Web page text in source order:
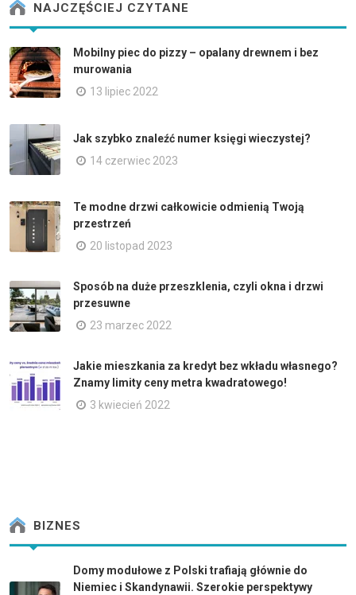
NAJCZĘŚCIEJ CZYTANE
Mobilny piec do pizzy – opalany drewnem i bez
murowania
13 lipiec 2022
Jak szybko znaleźć numer księgi wieczystej?
14 czerwiec 2023
Te modne drzwi całkowicie odmienią Twoją
przestrzeń
20 listopad 2023
Sposób na duże przeszklenia, czyli okna i drzwi
przesuwne
23 marzec 2022
Jakie mieszkania za kredyt bez wkładu własnego?
Znamy limity ceny metra kwadratowego!
3 kwiecień 2022
BIZNES
Domy modułowe z Polski trafiają głównie do
Niemiec i Skandynawii. Szerokie perspektywy